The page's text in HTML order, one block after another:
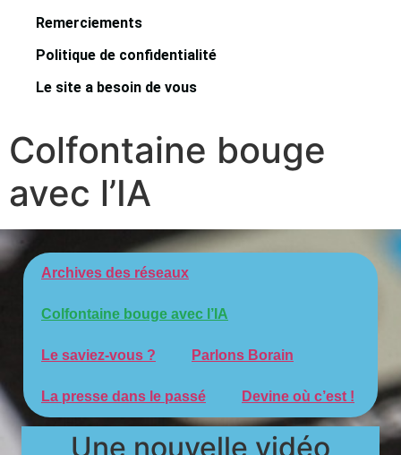
Remerciements
Politique de confidentialité
Le site a besoin de vous
Colfontaine bouge
avec l’IA
Archives des réseaux
Colfontaine bouge avec l’IA
Le saviez-vous ? Parlons Borain
La presse dans le passé Devine où c’est !
Une nouvelle vidéo